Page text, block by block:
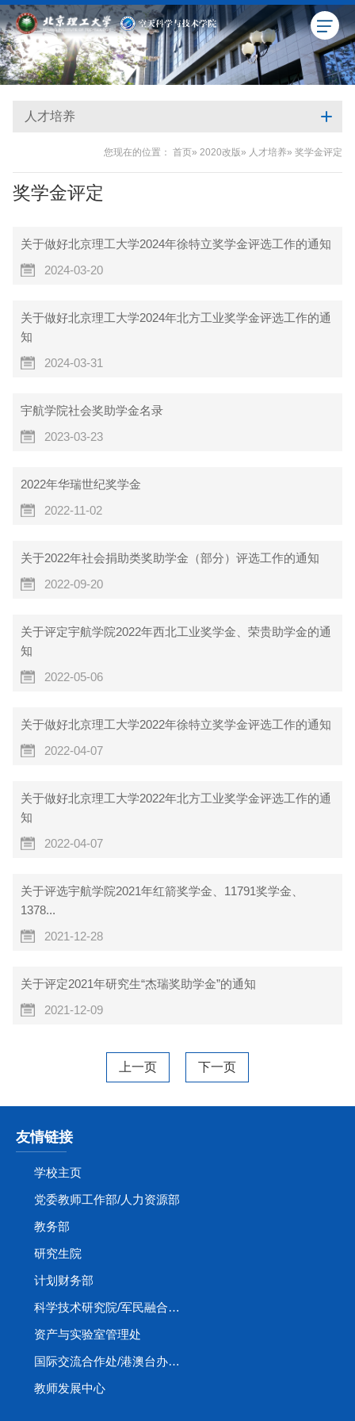
人才培养
您现在的位置： 首页» 2020改版» 人才培养» 奖学金评定
奖学金评定
关于做好北京理工大学2024年徐特立奖学金评选工作的通知
2024-03-20
关于做好北京理工大学2024年北方工业奖学金评选工作的通
知
2024-03-31
宇航学院社会奖助学金名录
2023-03-23
2022年华瑞世纪奖学金
2022-11-02
关于2022年社会捐助类奖助学金（部分）评选工作的通知
2022-09-20
关于评定宇航学院2022年西北工业奖学金、荣贵助学金的通
知
2022-05-06
关于做好北京理工大学2022年徐特立奖学金评选工作的通知
2022-04-07
关于做好北京理工大学2022年北方工业奖学金评选工作的通
知
2022-04-07
关于评选宇航学院2021年红箭奖学金、11791奖学金、
1378...
2021-12-28
关于评定2021年研究生“杰瑞奖助学金”的通知
2021-12-09
上一页 下一页
友情链接
学校主页
党委教师工作部/人力资源部
教务部
研究生院
计划财务部
科学技术研究院/军民融合创新研究院
资产与实验室管理处
国际交流合作处/港澳台办公室
教师发展中心